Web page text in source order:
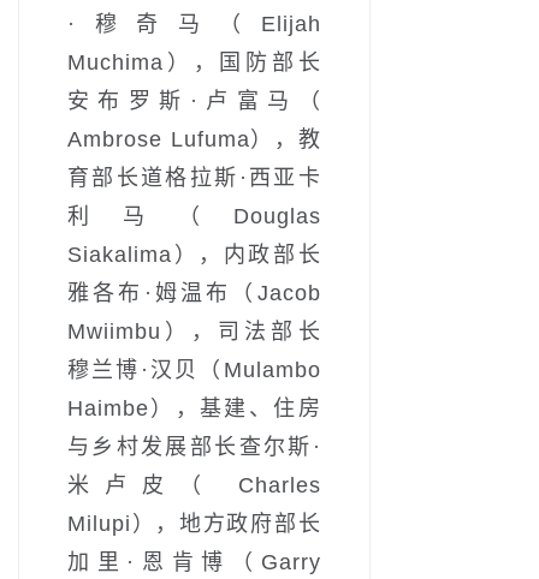
·穆奇马（Elijah
Muchima），国防部长
安布罗斯·卢富马（
Ambrose Lufuma），教
育部长道格拉斯·西亚卡
利马（Douglas
Siakalima），内政部长
雅各布·姆温布（Jacob
Mwiimbu），司法部长
穆兰博·汉贝（Mulambo
Haimbe），基建、住房
与乡村发展部长查尔斯·
米卢皮（ Charles
Milupi），地方政府部长
加里·恩肯博（Garry